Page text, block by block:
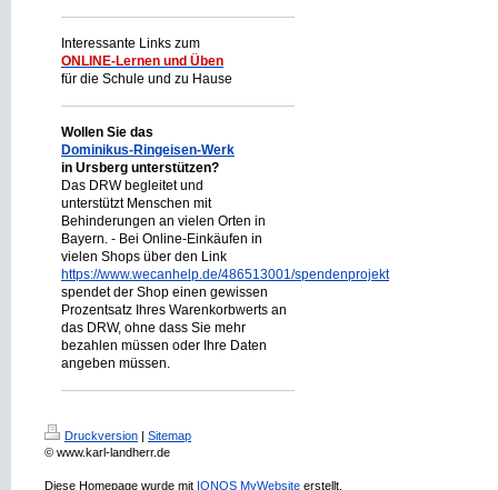
Interessante Links zum
ONLINE-Lernen und Üben
für die Schule und zu Hause
Wollen Sie das
Dominikus-Ringeisen-Werk
in Ursberg unterstützen?
Das DRW begleitet und
unterstützt Menschen mit
Behinderungen an vielen Orten in
Bayern. - Bei Online-Einkäufen in
vielen Shops über den Link
https://www.wecanhelp.de/486513001/spendenprojekt
spendet der Shop einen gewissen
Prozentsatz Ihres Warenkorbwerts an
das DRW, ohne dass Sie mehr
bezahlen müssen oder Ihre Daten
angeben müssen.
Druckversion | Sitemap
© www.karl-landherr.de
Diese Homepage wurde mit IONOS MyWebsite erstellt.